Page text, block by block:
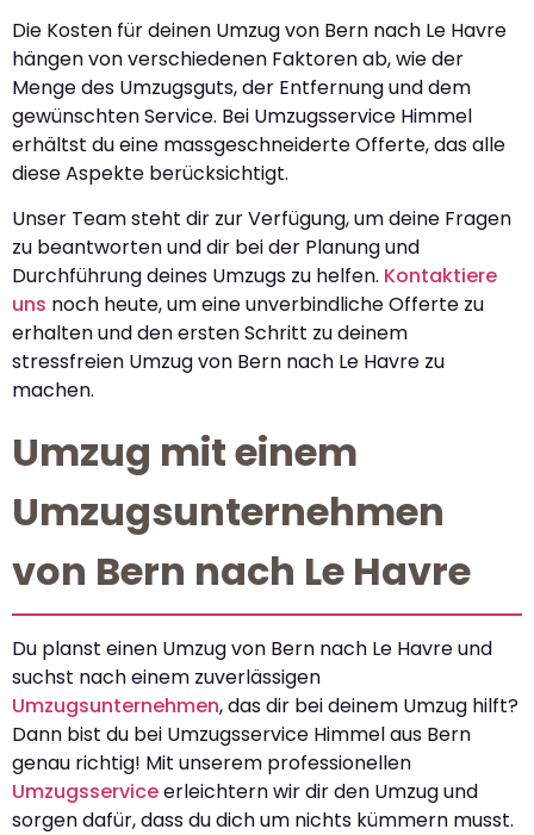
Die Kosten für deinen Umzug von Bern nach Le Havre
hängen von verschiedenen Faktoren ab, wie der
Menge des Umzugsguts, der Entfernung und dem
gewünschten Service. Bei Umzugsservice Himmel
erhältst du eine massgeschneiderte Offerte, das alle
diese Aspekte berücksichtigt.
Unser Team steht dir zur Verfügung, um deine Fragen
zu beantworten und dir bei der Planung und
Durchführung deines Umzugs zu helfen. Kontaktiere
uns noch heute, um eine unverbindliche Offerte zu
erhalten und den ersten Schritt zu deinem
stressfreien Umzug von Bern nach Le Havre zu
machen.
Umzug mit einem
Umzugsunternehmen
von Bern nach Le Havre
Du planst einen Umzug von Bern nach Le Havre und
suchst nach einem zuverlässigen
Umzugsunternehmen, das dir bei deinem Umzug hilft?
Dann bist du bei Umzugsservice Himmel aus Bern
genau richtig! Mit unserem professionellen
Umzugsserviceerleichtern wir dir den Umzug und
sorgen dafür, dass du dich um nichts kümmern musst.